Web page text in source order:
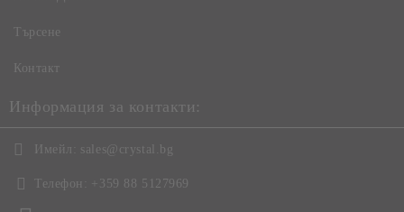
Търсене
Контакт
Информация за контакти:
Имейл: sales@crystal.bg
Телефон: +359 88 5127969